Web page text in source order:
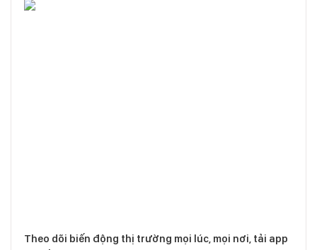
Theo dõi biến động thị trường mọi lúc, mọi nơi, tải app